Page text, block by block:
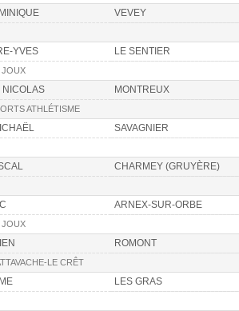
VEVEY
YVES LE SENTIER
JOUX
NICOLAS MONTREUX
ATHLÉTISME
SAVAGNIER
CHARMEY (GRUYÈRE)
ARNEX-SUR-ORBE
JOUX
ROMONT
LE CRÊT
LES GRAS